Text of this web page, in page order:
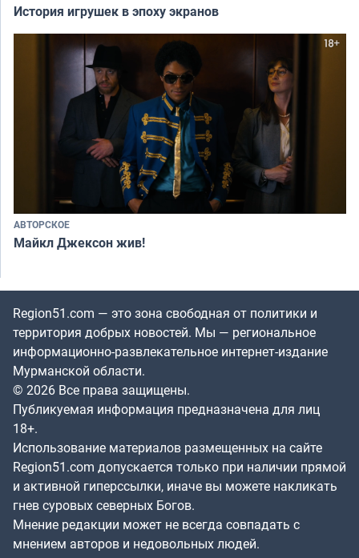
История игрушек в эпоху экранов
АВТОРСКОЕ
Майкл Джексон жив!
Region51.com — это зона свободная от политики и
территория добрых новостей. Мы — региональное
информационно-развлекательное интернет-издание
Мурманской области.
© 2026 Все права защищены.
Публикуемая информация предназначена для лиц
18+.
Использование материалов размещенных на сайте
Region51.com допускается только при наличии прямой
и активной гиперссылки, иначе вы можете накликать
гнев суровых северных Богов.
Мнение редакции может не всегда совпадать с
мнением авторов и недовольных людей.